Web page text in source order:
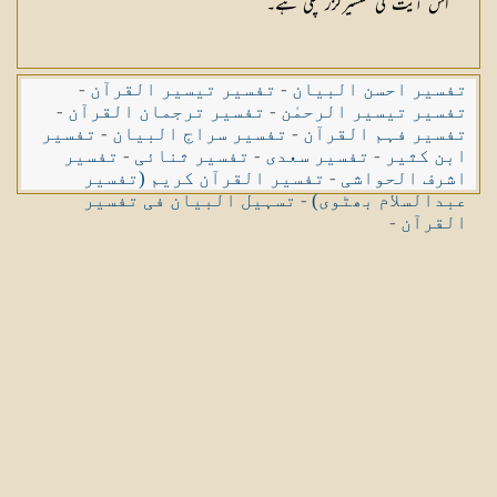
تفسیر احسن البیان - تفسیر تیسیر القرآن -
تفسیر تیسیر الرحمٰن - تفسیر ترجمان القرآن -
تفسیر فہم القرآن - تفسیر سراج البیان - تفسیر
ابن کثیر - تفسیر سعدی - تفسیر ثنائی - تفسیر
اشرف الحواشی - تفسیر القرآن کریم (تفسیر
عبدالسلام بھٹوی)-تسہیل البیان فی تفسیر
القرآن -